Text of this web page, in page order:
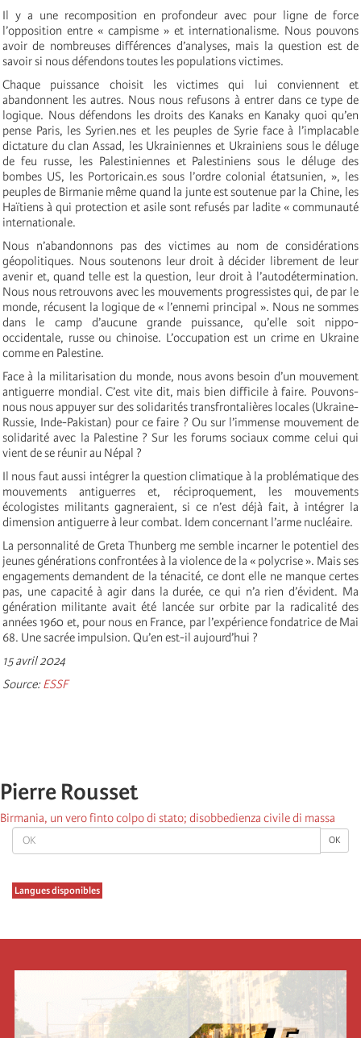
OK OK
Langues disponibles
Il y a une recomposition en profondeur avec pour ligne de force
l’opposition entre « campisme » et internationalisme. Nous pouvons
avoir de nombreuses différences d’analyses, mais la question est de
savoir si nous défendons toutes les populations victimes.
Chaque puissance choisit les victimes qui lui conviennent et
abandonnent les autres. Nous nous refusons à entrer dans ce type de
logique. Nous défendons les droits des Kanaks en Kanaky quoi qu’en
pense Paris, les Syrien.nes et les peuples de Syrie face à l’implacable
dictature du clan Assad, les Ukrainiennes et Ukrainiens sous le déluge
de feu russe, les Palestiniennes et Palestiniens sous le déluge des
bombes US, les Portoricain.es sous l’ordre colonial étatsunien, », les
peuples de Birmanie même quand la junte est soutenue par la Chine, les
Haïtiens à qui protection et asile sont refusés par ladite « communauté
internationale.
Nous n’abandonnons pas des victimes au nom de considérations
géopolitiques. Nous soutenons leur droit à décider librement de leur
avenir et, quand telle est la question, leur droit à l’autodétermination.
Nous nous retrouvons avec les mouvements progressistes qui, de par le
monde, récusent la logique de « l’ennemi principal ». Nous ne sommes
dans le camp d’aucune grande puissance, qu’elle soit nippo-
occidentale, russe ou chinoise. L’occupation est un crime en Ukraine
comme en Palestine.
Face à la militarisation du monde, nous avons besoin d’un mouvement
antiguerre mondial. C’est vite dit, mais bien difficile à faire. Pouvons-
nous nous appuyer sur des solidarités transfrontalières locales (Ukraine-
Russie, Inde-Pakistan) pour ce faire ? Ou sur l’immense mouvement de
solidarité avec la Palestine ? Sur les forums sociaux comme celui qui
vient de se réunir au Népal ?
Il nous faut aussi intégrer la question climatique à la problématique des
mouvements antiguerres et, réciproquement, les mouvements
écologistes militants gagneraient, si ce n’est déjà fait, à intégrer la
dimension antiguerre à leur combat. Idem concernant l’arme nucléaire.
La personnalité de Greta Thunberg me semble incarner le potentiel des
jeunes générations confrontées à la violence de la « polycrise ». Mais ses
engagements demandent de la ténacité, ce dont elle ne manque certes
pas, une capacité à agir dans la durée, ce qui n’a rien d’évident. Ma
génération militante avait été lancée sur orbite par la radicalité des
années 1960 et, pour nous en France, par l’expérience fondatrice de Mai
68. Une sacrée impulsion. Qu’en est-il aujourd’hui ?
15 avril 2024
Source:ESSF
Pierre Rousset
Birmania, un vero finto colpo di stato; disobbedienza civile di massa